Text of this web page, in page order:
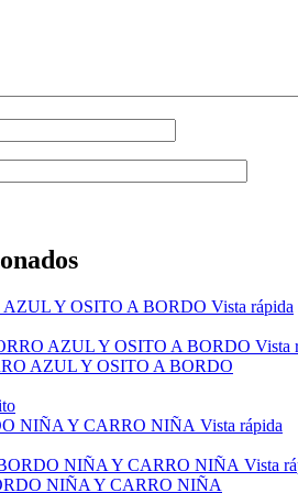
Vista rápida
Vista
AZUL Y OSITO A BORDO
Vista rápida
Vista
NIÑA Y CARRO NIÑA